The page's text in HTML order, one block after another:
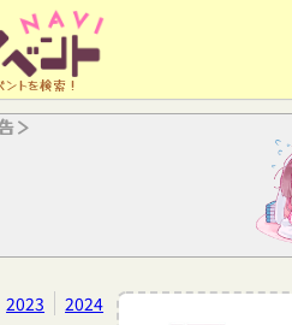
トを検索！
＞
2023
2024